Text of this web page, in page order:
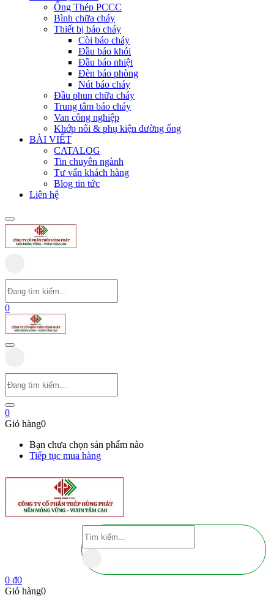
Ống Thép PCCC
Bình chữa cháy
Thiết bị báo cháy
Còi báo cháy
Đầu báo khói
Đầu báo nhiệt
Đèn báo phòng
Nút báo cháy
Đầu phun chữa cháy
Trung tâm báo cháy
Van công nghiệp
Khớp nối & phụ kiện đường ống
BÀI VIẾT
CATALOG
Tin chuyên ngành
Tư vấn khách hàng
Blog tin tức
Liên hệ
0
0
Giỏ hàng0
Bạn chưa chọn sản phẩm nào
Tiếp tục mua hàng
0 ₫0
Giỏ hàng0